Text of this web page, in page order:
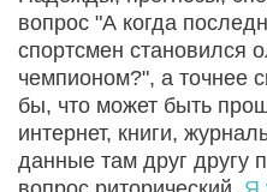
вопрос "А когда
спортсмен становился
чемпионом?", а точнее
бы, что может быть
интернет, книги,
данные там друг другу